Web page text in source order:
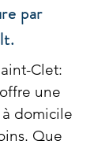
par
Clet:
une
domicile
Que